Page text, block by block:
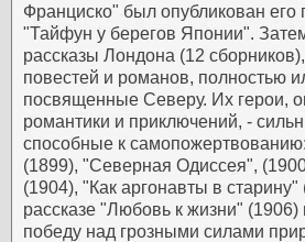
Франциско" был опубликован его
"Тайфун у берегов Японии".
рассказы Лондона (12
повестей и романов, полностью
посвященные Северу. Их герои,
романтики и приключений, -
способные к самопожертвованию:
(1899), "Северная Одиссея",
(1904), "Как аргонавты в
рассказе "Любовь к жизни" (1906)
победу над грозными силами